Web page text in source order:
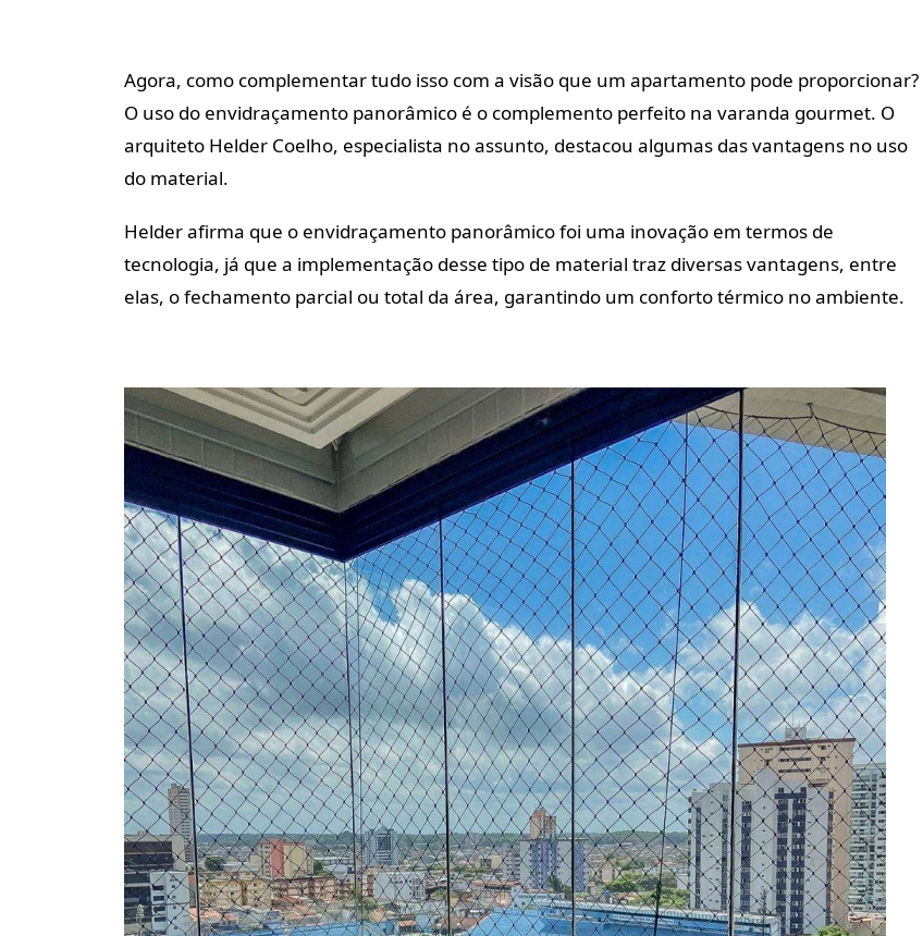
Agora, como complementar tudo isso com a visão que um apartamento pode proporcionar?
O uso do envidraçamento panorâmico é o complemento perfeito na varanda gourmet. O
arquiteto Helder Coelho, especialista no assunto, destacou algumas das vantagens no uso
do material.
Helder afirma que o envidraçamento panorâmico foi uma inovação em termos de
tecnologia, já que a implementação desse tipo de material traz diversas vantagens, entre
elas, o fechamento parcial ou total da área, garantindo um conforto térmico no ambiente.